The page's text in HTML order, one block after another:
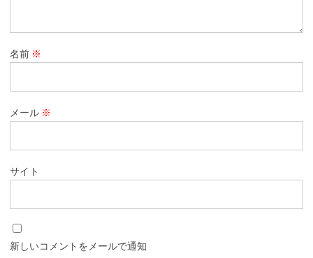
名前 ※
メール ※
サイト
新しいコメントをメールで通知